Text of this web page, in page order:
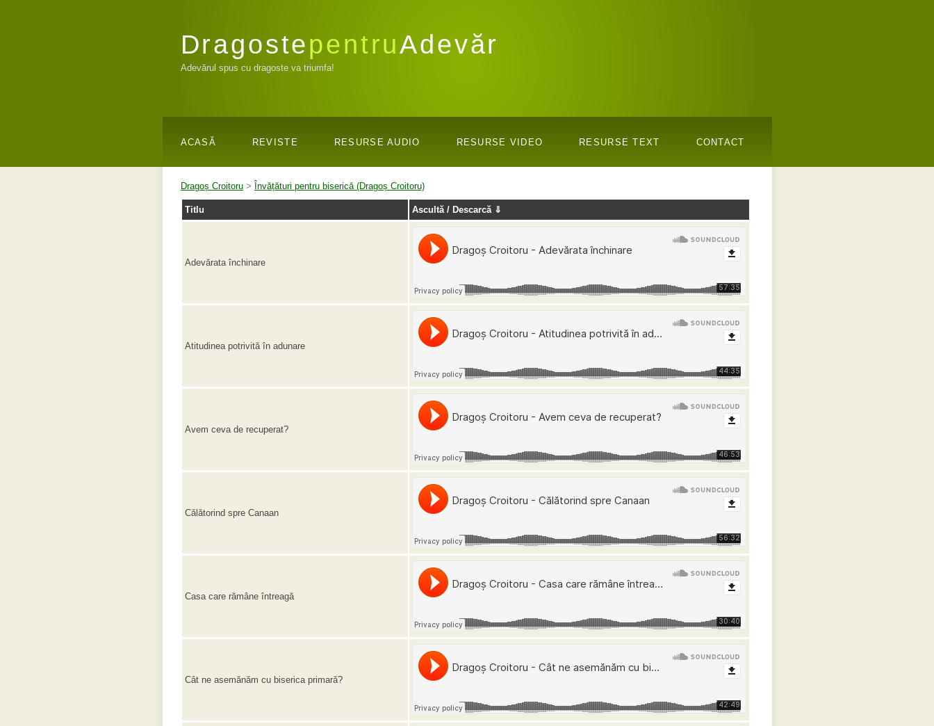
DragostepentruAdevăr
Adevărul spus cu dragoste va triumfa!
ACASĂ REVISTE RESURSE AUDIO RESURSE VIDEO RESURSE TEXT CONTACT
Dragoș Croitoru > Învățături pentru biserică (Dragoș Croitoru)
Titlu Ascultă / Descarcă ⇓
Adevărata închinare
Atitudinea potrivită în adunare
Avem ceva de recuperat?
Călătorind spre Canaan
Casa care rămâne întreagă
Cât ne asemănăm cu biserica primară?